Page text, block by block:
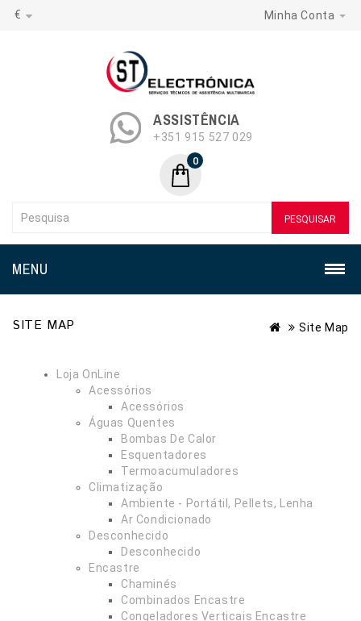
€ Minha Conta
ASSISTÊNCIA
+351 915 527 029
0
PESQUISAR
MENU
SITE MAP Site Map
Loja OnLine
Acessórios
Acessórios
Águas Quentes
Bombas De Calor
Esquentadores
Termoacumuladores
Climatização
Ambiente - Portátil, Pellets, Lenha
Ar Condicionado
Desconhecido
Desconhecido
Encastre
Chaminés
Combinados Encastre
Congeladores Verticais Encastre